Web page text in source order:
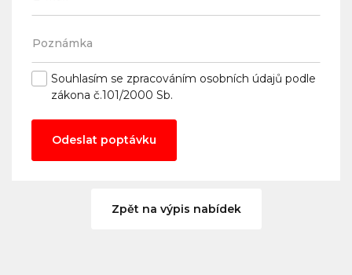
Souhlasím se zpracováním osobních údajů podle
zákona č.101/2000 Sb.
Odeslat poptávku
Zpět na výpis nabídek